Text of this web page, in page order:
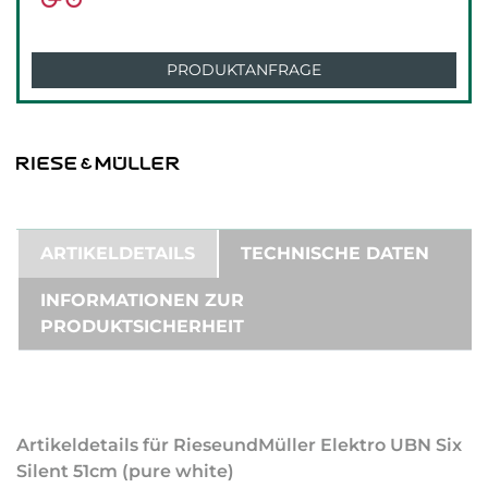
PRODUKTANFRAGE
ARTIKELDETAILS TECHNISCHE DATEN
INFORMATIONEN ZUR
PRODUKTSICHERHEIT
Artikeldetails für RieseundMüller Elektro UBN Six
Silent 51cm (pure white)